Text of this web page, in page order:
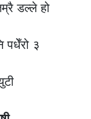
डल्ले हो
पधेँरो ३